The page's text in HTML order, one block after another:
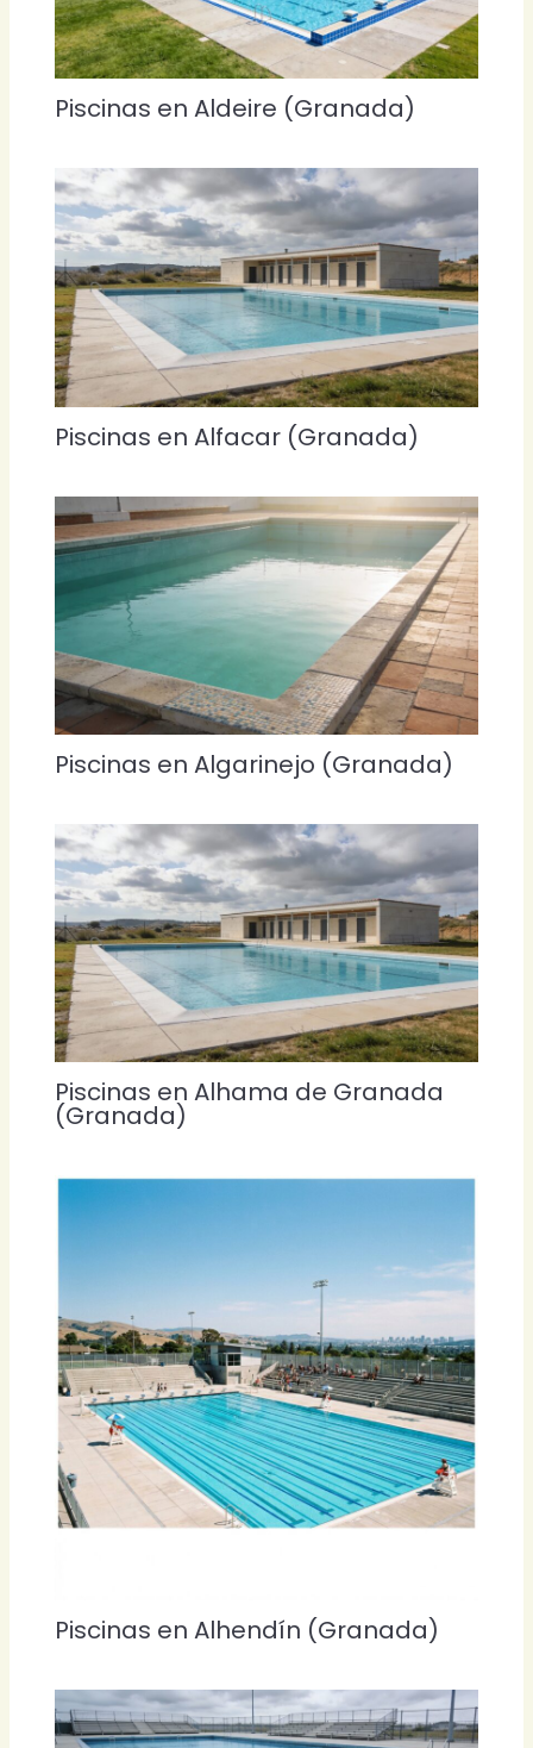
Piscinas en Aldeire (Granada)
Piscinas en Alfacar (Granada)
Piscinas en Algarinejo (Granada)
Piscinas en Alhama de Granada
(Granada)
Piscinas en Alhendín (Granada)